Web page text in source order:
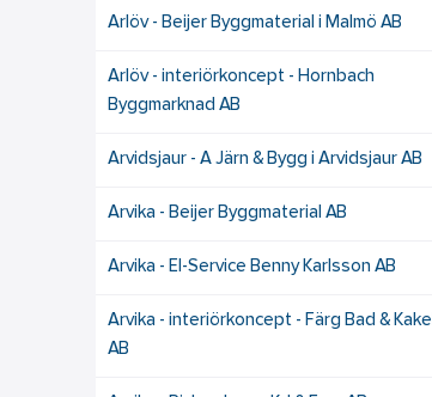
Arlöv - Beijer Byggmaterial i Malmö AB
Arlöv - interiörkoncept - Hornbach
Byggmarknad AB
Arvidsjaur - A Järn & Bygg i Arvidsjaur AB
Arvika - Beijer Byggmaterial AB
Arvika - El-Service Benny Karlsson AB
Arvika - interiörkoncept - Färg Bad & Kakel
AB